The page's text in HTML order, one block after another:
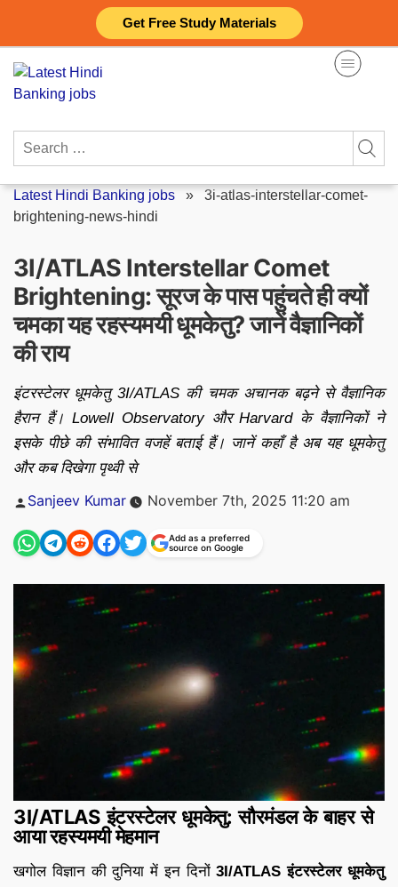
Get Free Study Materials
content
Search
Latest Hindi Banking jobs » 3i-atlas-interstellar-comet-
brightening-news-hindi
3I/ATLAS Interstellar Comet
Brightening: सूरज के पास पहुंचते ही क्यों
चमका यह रहस्यमयी धूमकेतु? जानें वैज्ञानिकों
की राय
इंटरस्टेलर धूमकेतु 3I/ATLAS की चमक अचानक बढ़ने से वैज्ञानिक
हैरान हैं। Lowell Observatory और Harvard के वैज्ञानिकों ने
इसके पीछे की संभावित वजहें बताई हैं। जानें कहाँ है अब यह धूमकेतु
और कब दिखेगा पृथ्वी से
Posted
Sanjeev Kumar November 7th, 2025 11:20 am
Add as a preferred
source on Google
3I/ATLAS इंटरस्टेलर धूमकेतु: सौरमंडल के बाहर से
आया रहस्यमयी मेहमान
खगोल विज्ञान की दुनिया में इन दिनों3I/ATLAS इंटरस्टेलर धूमकेतु